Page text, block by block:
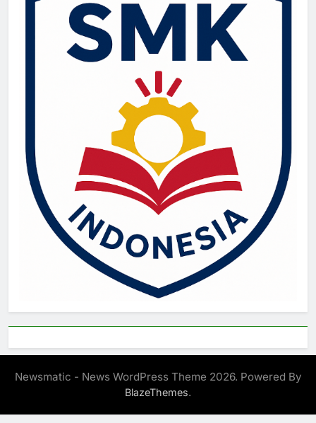
Newsmatic - News WordPress Theme 2026. Powered By
BlazeThemes.